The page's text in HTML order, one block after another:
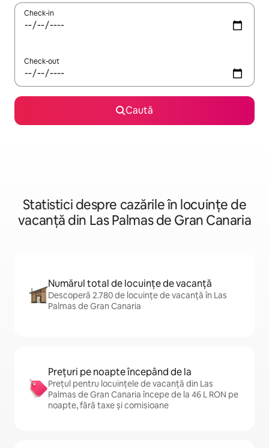
Check-in
Check-out
Caută
Statistici despre cazările în locuințe de
vacanță din Las Palmas de Gran Canaria
Numărul total de locuințe de vacanță
Descoperă 2.780 de locuințe de vacanță în Las
Palmas de Gran Canaria
Prețuri pe noapte începând de la
Prețul pentru locuințele de vacanță din Las
Palmas de Gran Canaria începe de la 46 L RON pe
noapte, fără taxe și comisioane